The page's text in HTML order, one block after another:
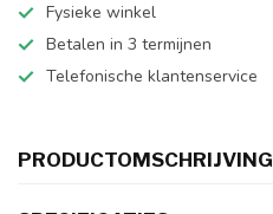
Fysieke winkel
Betalen in 3 termijnen
Telefonische klantenservice
PRODUCTOMSCHRIJVING